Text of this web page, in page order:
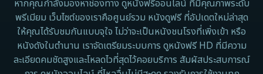
หากคุณกำลังมองหาช่องทาง ดูหนังฟรีออนไลน์ ที่มีคุณภาพระดับ
พรีเมียม เว็บไซต์ของเราคือศูนย์รวม หนังดูฟรี ที่อัปเดตใหม่ล่าสุด
ให้คุณได้รับชมกันแบบจุใจ ไม่ว่าจะเป็นหนังชนโรงที่เพิ่งเข้า หรือ
หนังดังในตำนาน เราจัดเตรียมระบบการ ดูหนังฟรี HD ที่มีความ
ละเอียดคมชัดสูงและโหลดไวที่สุดไว้คอยบริการ สัมผัสประสบการณ์